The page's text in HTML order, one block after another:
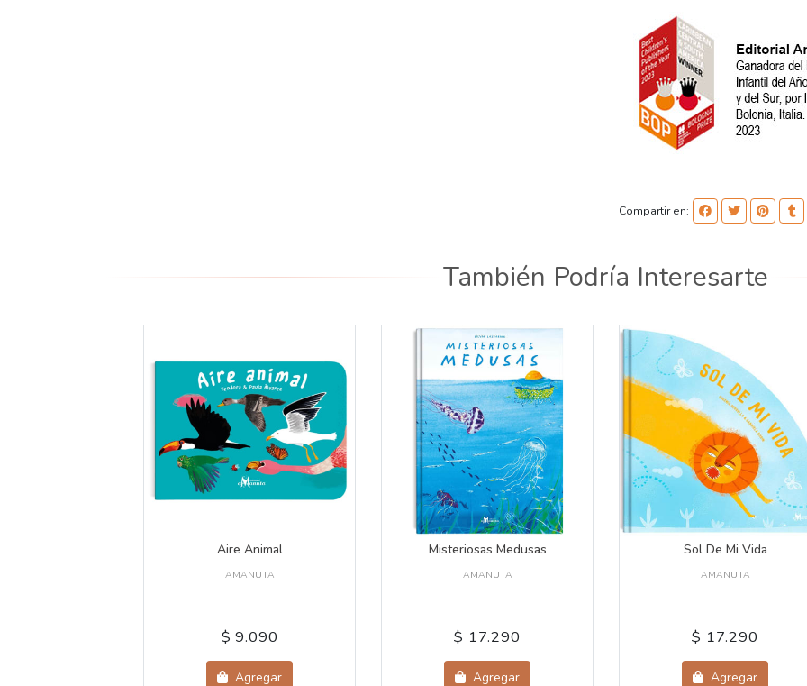
Compartir en:
También Podría Interesarte
Aire Animal
AMANUTA
$ 9.090
Agregar
Misteriosas Medusas
AMANUTA
$ 17.290
Agregar
Sol De Mi Vida
AMANUTA
$ 17.290
Agregar